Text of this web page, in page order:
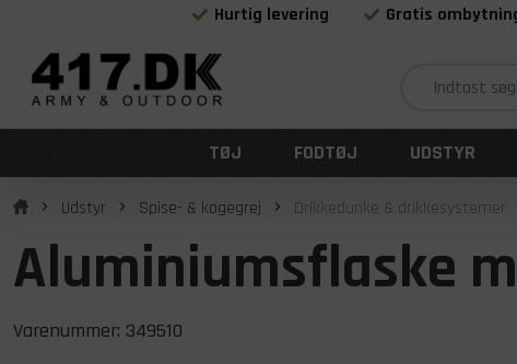
Hurtig levering Gratis
TØJ FODTØJ UDSTYR
Udstyr Spise- & kogegrej Drikkedunke & drikkesystemer
Aluminiumsflaske
Varenummer: 349510